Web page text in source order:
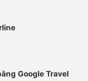
Google Travel